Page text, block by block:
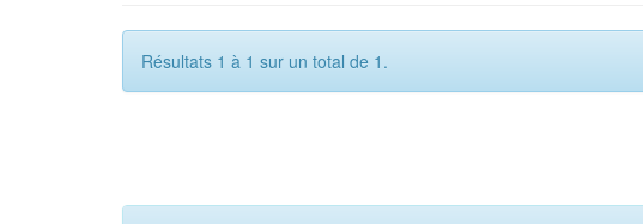
Résultats 1 à 1 sur un total de 1.